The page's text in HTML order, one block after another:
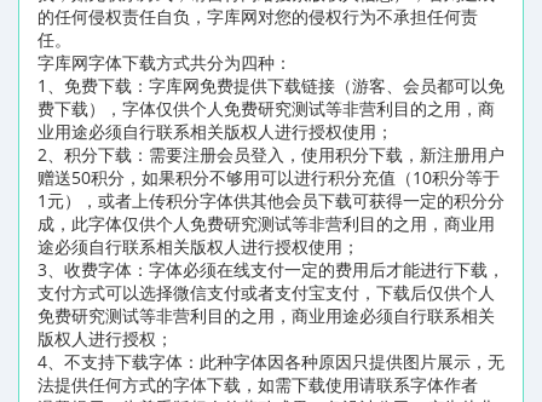
的任何侵权责任自负，字库网对您的侵权行为不承担任何责
任。
字库网字体下载方式共分为四种：
1、免费下载：字库网免费提供下载链接（游客、会员都可以免
费下载），字体仅供个人免费研究测试等非营利目的之用，商
业用途必须自行联系相关版权人进行授权使用；
2、积分下载：需要注册会员登入，使用积分下载，新注册用户
赠送50积分，如果积分不够用可以进行积分充值（10积分等于
1元），或者上传积分字体供其他会员下载可获得一定的积分分
成，此字体仅供个人免费研究测试等非营利目的之用，商业用
途必须自行联系相关版权人进行授权使用；
3、收费字体：字体必须在线支付一定的费用后才能进行下载，
支付方式可以选择微信支付或者支付宝支付，下载后仅供个人
免费研究测试等非营利目的之用，商业用途必须自行联系相关
版权人进行授权；
4、不支持下载字体：此种字体因各种原因只提供图片展示，无
法提供任何方式的字体下载，如需下载使用请联系字体作者